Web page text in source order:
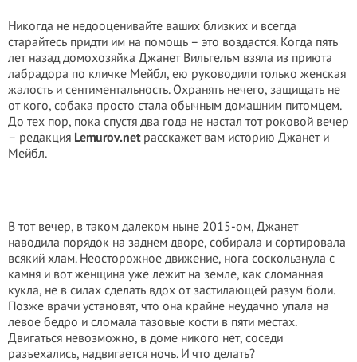
Никогда не недооценивайте ваших близких и всегда
старайтесь придти им на помощь – это воздастся. Когда пять
лет назад домохозяйка Джанет Вильгельм взяла из приюта
лабрадора по кличке Мейбл, ею руководили только женская
жалость и сентиментальность. Охранять нечего, защищать не
от кого, собака просто стала обычным домашним питомцем.
До тех пор, пока спустя два года не настал тот роковой вечер
– редакция Lemurov.netрасскажет вам историю Джанет и
Мейбл.
В тот вечер, в таком далеком ныне 2015-ом, Джанет
наводила порядок на заднем дворе, собирала и сортировала
всякий хлам. Неосторожное движение, нога соскользнула с
камня и вот женщина уже лежит на земле, как сломанная
кукла, не в силах сделать вдох от застилающей разум боли.
Позже врачи установят, что она крайне неудачно упала на
левое бедро и сломала тазовые кости в пяти местах.
Двигаться невозможно, в доме никого нет, соседи
разъехались, надвигается ночь. И что делать?